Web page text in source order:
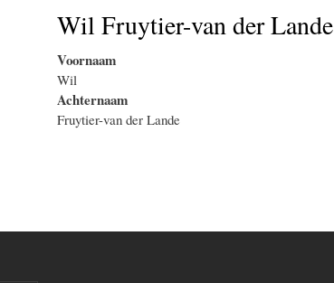
Wil Fruytier-van der Lande
Voornaam
Wil
Achternaam
Fruytier-van der Lande